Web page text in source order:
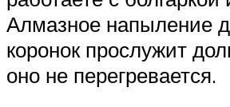
Алмазное напыление
коронок прослужит
оно не перегревается.